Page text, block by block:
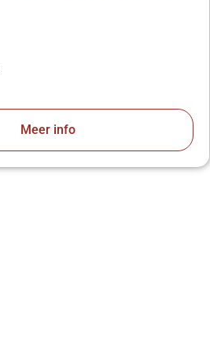
Meer info